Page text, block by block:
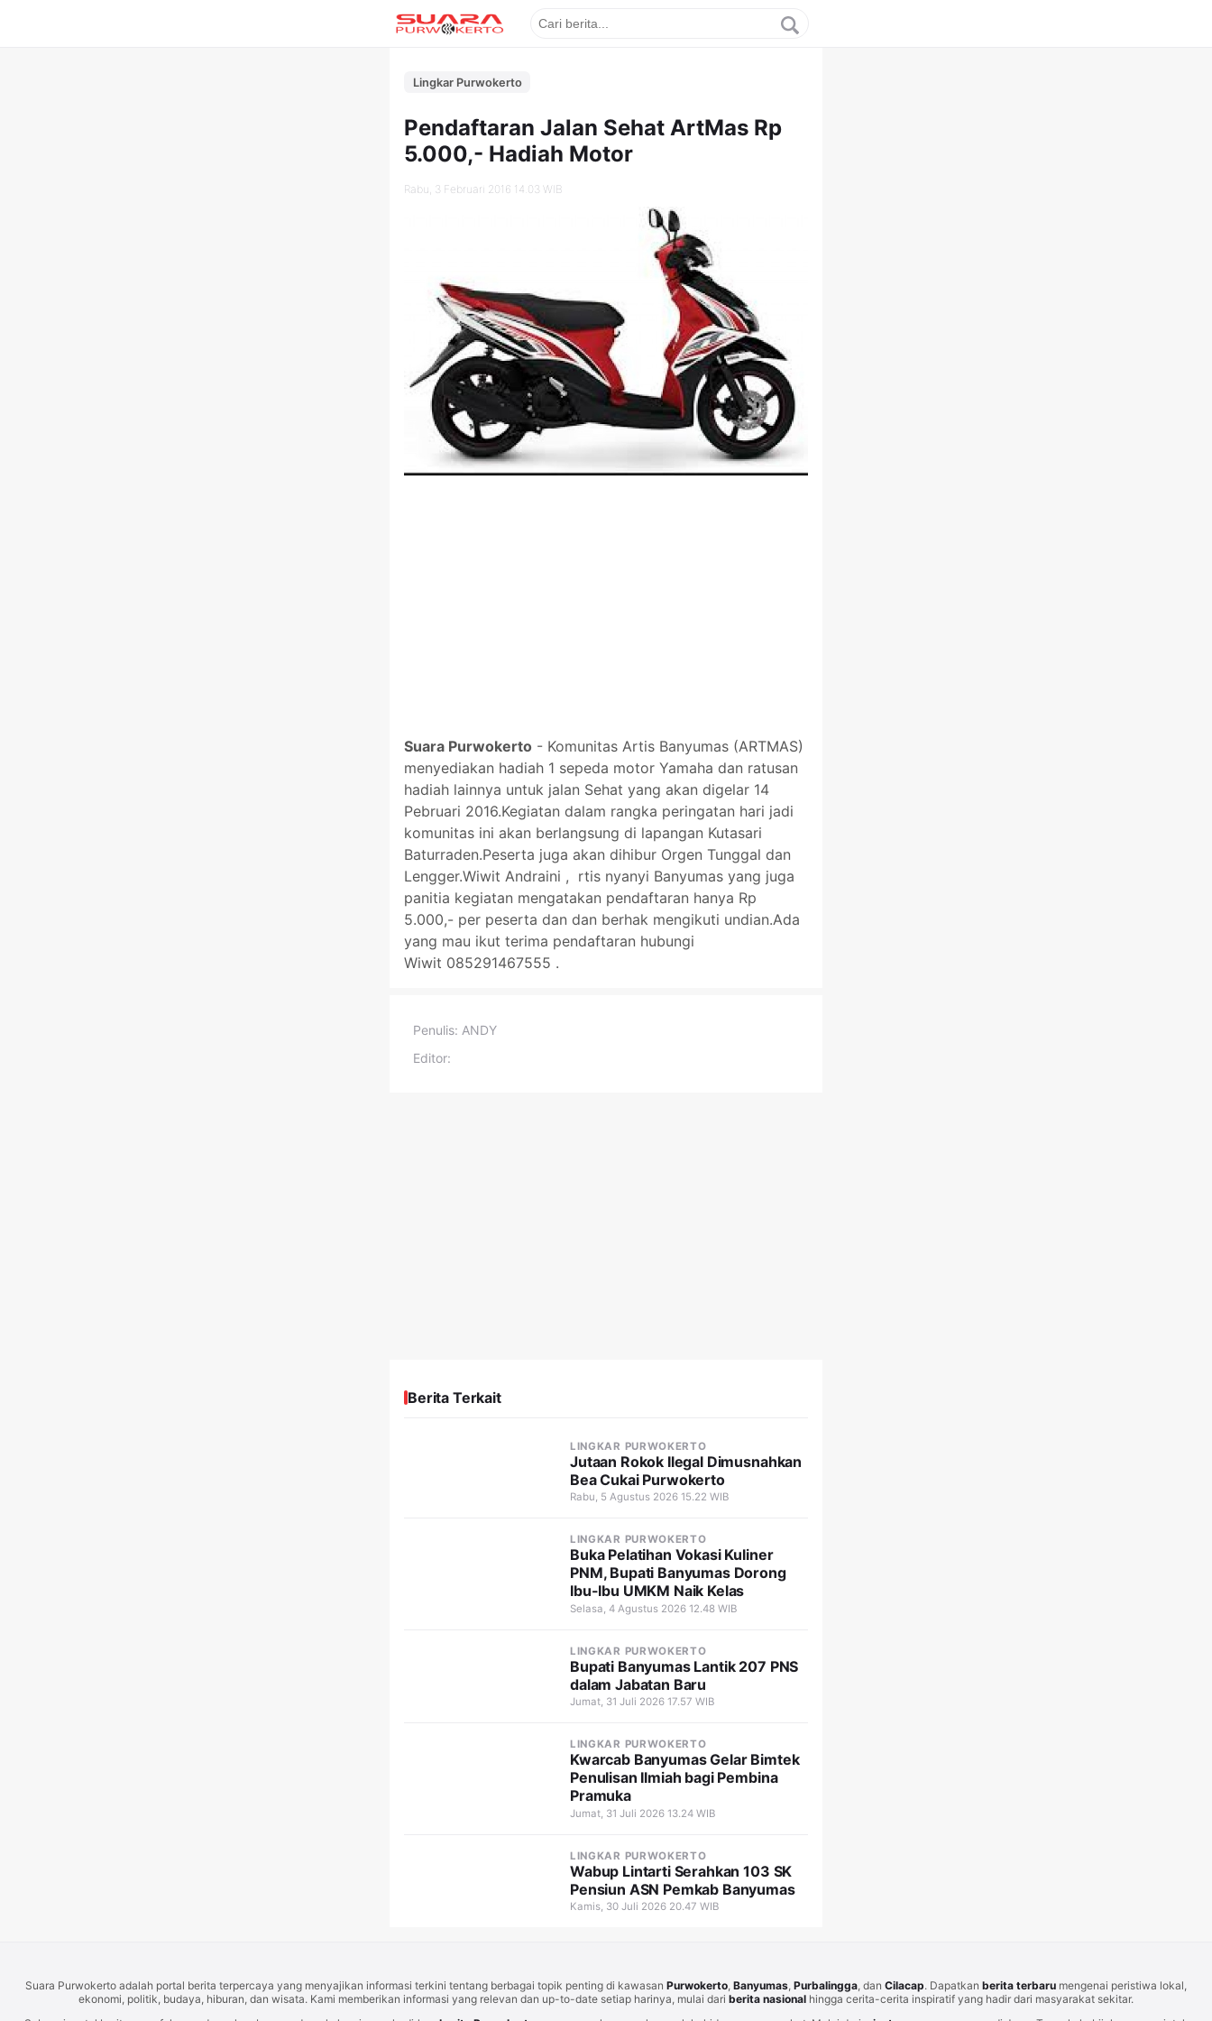
Lingkar Purwokerto
Pendaftaran Jalan Sehat ArtMas Rp
5.000,- Hadiah Motor
Rabu, 3 Februari 2016 14.03 WIB
Suara Purwokerto - Komunitas Artis Banyumas (ARTMAS)
menyediakan hadiah 1 sepeda motor Yamaha dan ratusan
hadiah lainnya untuk jalan Sehat yang akan digelar 14
Pebruari 2016.Kegiatan dalam rangka peringatan hari jadi
komunitas ini akan berlangsung di lapangan Kutasari
Baturraden.Peserta juga akan dihibur Orgen Tunggal dan
Lengger.Wiwit Andraini , rtis nyanyi Banyumas yang juga
panitia kegiatan mengatakan pendaftaran hanya Rp
5.000,- per peserta dan dan berhak mengikuti undian.Ada
yang mau ikut terima pendaftaran hubungi
Wiwit 085291467555 .
Penulis: ANDY
Editor:
Berita Terkait
LINGKAR PURWOKERTO
Jutaan Rokok Ilegal Dimusnahkan
Bea Cukai Purwokerto
Rabu, 5 Agustus 2026 15.22 WIB
LINGKAR PURWOKERTO
Buka Pelatihan Vokasi Kuliner
PNM, Bupati Banyumas Dorong
Ibu-Ibu UMKM Naik Kelas
Selasa, 4 Agustus 2026 12.48 WIB
LINGKAR PURWOKERTO
Bupati Banyumas Lantik 207 PNS
dalam Jabatan Baru
Jumat, 31 Juli 2026 17.57 WIB
LINGKAR PURWOKERTO
Kwarcab Banyumas Gelar Bimtek
Penulisan Ilmiah bagi Pembina
Pramuka
Jumat, 31 Juli 2026 13.24 WIB
LINGKAR PURWOKERTO
Wabup Lintarti Serahkan 103 SK
Pensiun ASN Pemkab Banyumas
Kamis, 30 Juli 2026 20.47 WIB
Suara Purwokerto adalah portal berita terpercaya yang menyajikan informasi terkini tentang berbagai topik penting di kawasan Purwokerto Banyumas Purbalingga , dan Cilacap. Dapatkan berita terbaru mengenai peristiwa lokal,
ekonomi, politik, budaya, hiburan, dan wisata. Kami memberikan informasi yang relevan dan up-to-date setiap harinya, mulai dari berita nasional hingga cerita-cerita inspiratif yang hadir dari masyarakat sekitar.